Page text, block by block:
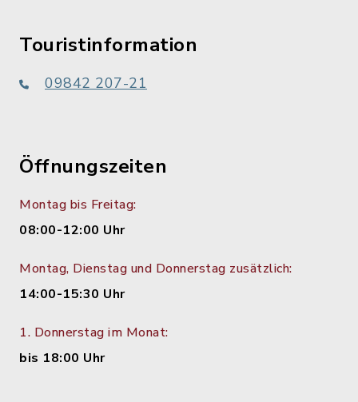
Touristinformation
09842 207-21
Öffnungszeiten
Montag bis Freitag:
08:00-12:00 Uhr
Montag, Dienstag und Donnerstag zusätzlich:
14:00-15:30 Uhr
1. Donnerstag im Monat:
bis 18:00 Uhr